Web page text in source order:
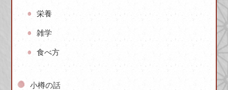
栄養
雑学
食べ方
小樽の話